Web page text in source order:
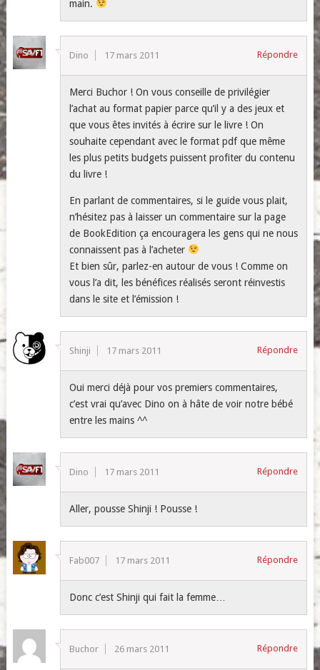
main.
Dino 17 mars 2011 Répondre
Merci Buchor ! On vous conseille de privilégier
l’achat au format papier parce qu’il y a des jeux et
que vous êtes invités à écrire sur le livre ! On
souhaite cependant avec le format pdf que même
les plus petits budgets puissent profiter du contenu
du livre !
En parlant de commentaires, si le guide vous plait,
n’hésitez pas à laisser un commentaire sur la page
de BookEdition ça encouragera les gens qui ne nous
connaissent pas à l’acheter
Et bien sûr, parlez-en autour de vous ! Comme on
vous l’a dit, les bénéfices réalisés seront réinvestis
dans le site et l’émission !
Shinji 17 mars 2011 Répondre
Oui merci déjà pour vos premiers commentaires,
c’est vrai qu’avec Dino on à hâte de voir notre bébé
entre les mains ^^
Dino 17 mars 2011 Répondre
Aller, pousse Shinji ! Pousse !
Fab007 17 mars 2011 Répondre
Donc c’est Shinji qui fait la femme…
Buchor 26 mars 2011 Répondre